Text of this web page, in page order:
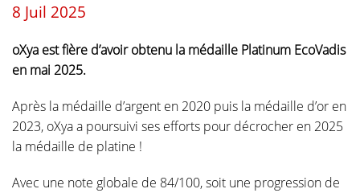
8 Juil 2025
oXya est fière d’avoir obtenu la médaille Platinum EcoVadis
en mai 2025.
Après la médaille d’argent en 2020 puis la médaille d’or en
2023, oXya a poursuivi ses efforts pour décrocher en 2025
la médaille de platine !
Avec une note globale de 84/100, soit une progression de